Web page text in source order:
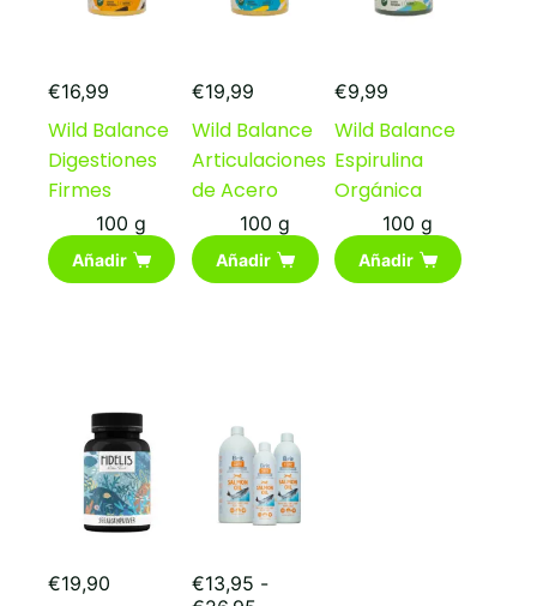
€16,99
Wild Balance
Digestiones
Firmes
100 g
Añadir
€19,99
Wild Balance
Articulaciones
de Acero
100 g
Añadir
€9,99
Wild Balance
Espirulina
Orgánica
100 g
Añadir
€19,90 €13,95 -